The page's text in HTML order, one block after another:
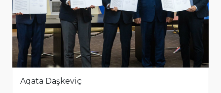
Aqata Daşkeviç